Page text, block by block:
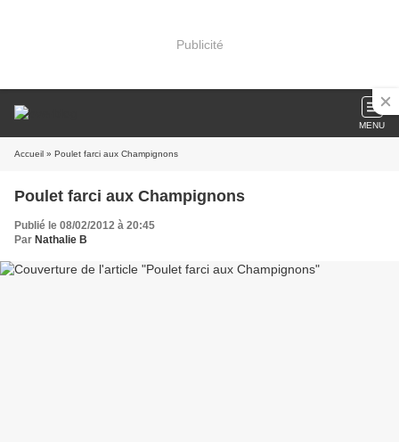
Publicité
MENU
Accueil » Poulet farci aux Champignons
Poulet farci aux Champignons
Publié le 08/02/2012 à 20:45
Par Nathalie B